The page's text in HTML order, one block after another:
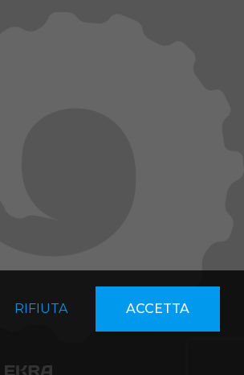
RIFIUTA ACCETTA